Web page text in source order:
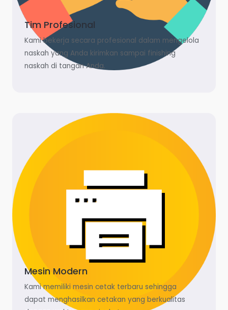
Tim Profesional
Kami bekerja secara profesional dalam mengelola
naskah yang Anda kirimkan sampai finishing
naskah di tangan Anda.
Mesin Modern
Kami memiliki mesin cetak terbaru sehingga
dapat menghasilkan cetakan yang berkualitas